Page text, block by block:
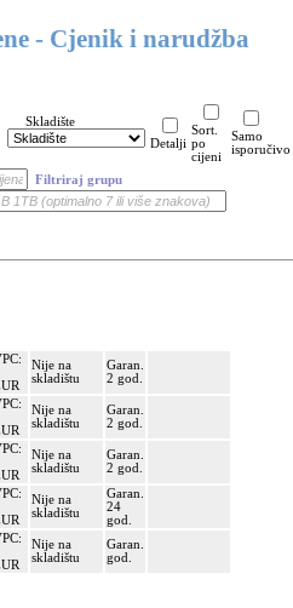
- Cjenik i narudžba
Skladište
Detalji
Sort.
po
cijeni
Samo
isporučivo
Filtriraj grupu
Nije na
skladištu
Garan.
2 god.
Nije na
skladištu
Garan.
2 god.
Nije na
skladištu
Garan.
2 god.
Nije na
skladištu
Garan.
24
god.
Nije na
skladištu
Garan.
god.